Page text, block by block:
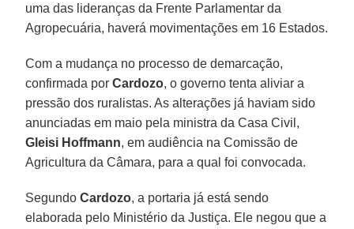
uma das lideranças da Frente Parlamentar da
Agropecuária, haverá movimentações em 16 Estados.
Com a mudança no processo de demarcação,
confirmada porCardozo, o governo tenta aliviar a
pressão dos ruralistas. As alterações já haviam sido
anunciadas em maio pela ministra da Casa Civil,
Gleisi Hoffmann, em audiência na Comissão de
Agricultura da Câmara, para a qual foi convocada.
SegundoCardozo, a portaria já está sendo
elaborada pelo Ministério da Justiça. Ele negou que a